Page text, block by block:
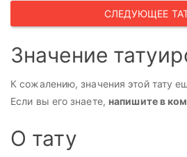
СЛЕДУЮЩЕЕ
Значение
К сожалению, значения этой тату
Если вы его знаете, напишите в
О тату